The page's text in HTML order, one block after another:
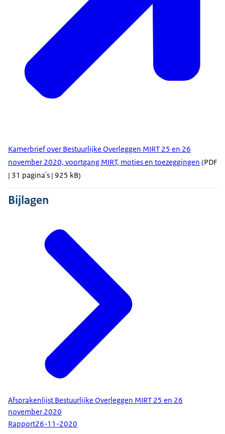
Kamerbrief over Bestuurlijke Overleggen MIRT 25 en 26
november 2020, voortgang MIRT, moties en toezeggingen (PDF
| 31 pagina's | 925 kB)
Bijlagen
Afsprakenlijst Bestuurlijke Overleggen MIRT 25 en 26
november 2020
Rapport26-11-2020